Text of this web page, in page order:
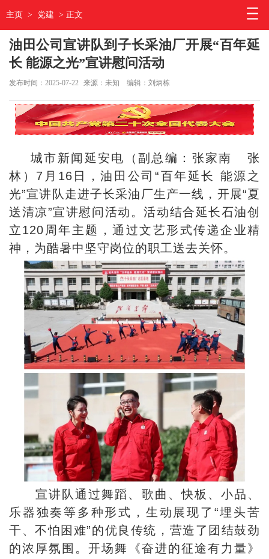
主页 > 党建 > 正文
油田公司宣讲队到子长采油厂开展“百年延
长 能源之光”宣讲慰问活动
发布时间：2025-07-22 来源：未知 编辑：刘炳栋
城市新闻延安电（副总编：张家南 张
林）7月16日，油田公司“百年延长 能源之
光”宣讲队走进子长采油厂生产一线，开展“夏
送清凉”宣讲慰问活动。活动结合延长石油创
立120周年主题，通过文艺形式传递企业精
神，为酷暑中坚守岗位的职工送去关怀。
宣讲队通过舞蹈、歌曲、快板、小品、
乐器独奏等多种形式，生动展现了“埋头苦
干、不怕困难”的优良传统，营造了团结鼓劲
的浓厚氛围。开场舞《奋进的征途有力量》